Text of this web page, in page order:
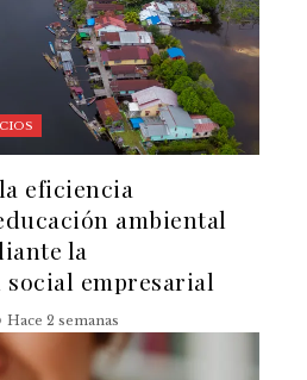
eficiencia
ambiental
la
empresarial
Hace 2 semanas